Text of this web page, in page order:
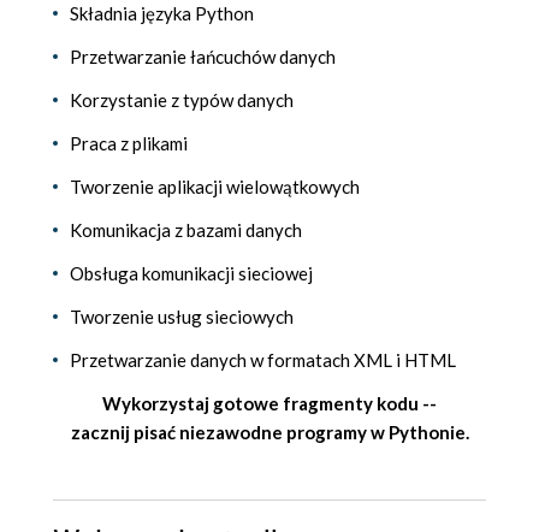
Składnia języka Python
Przetwarzanie łańcuchów danych
Korzystanie z typów danych
Praca z plikami
Tworzenie aplikacji wielowątkowych
Komunikacja z bazami danych
Obsługa komunikacji sieciowej
Tworzenie usług sieciowych
Przetwarzanie danych w formatach XML i HTML
Wykorzystaj gotowe fragmenty kodu --
zacznij pisać niezawodne programy w Pythonie.